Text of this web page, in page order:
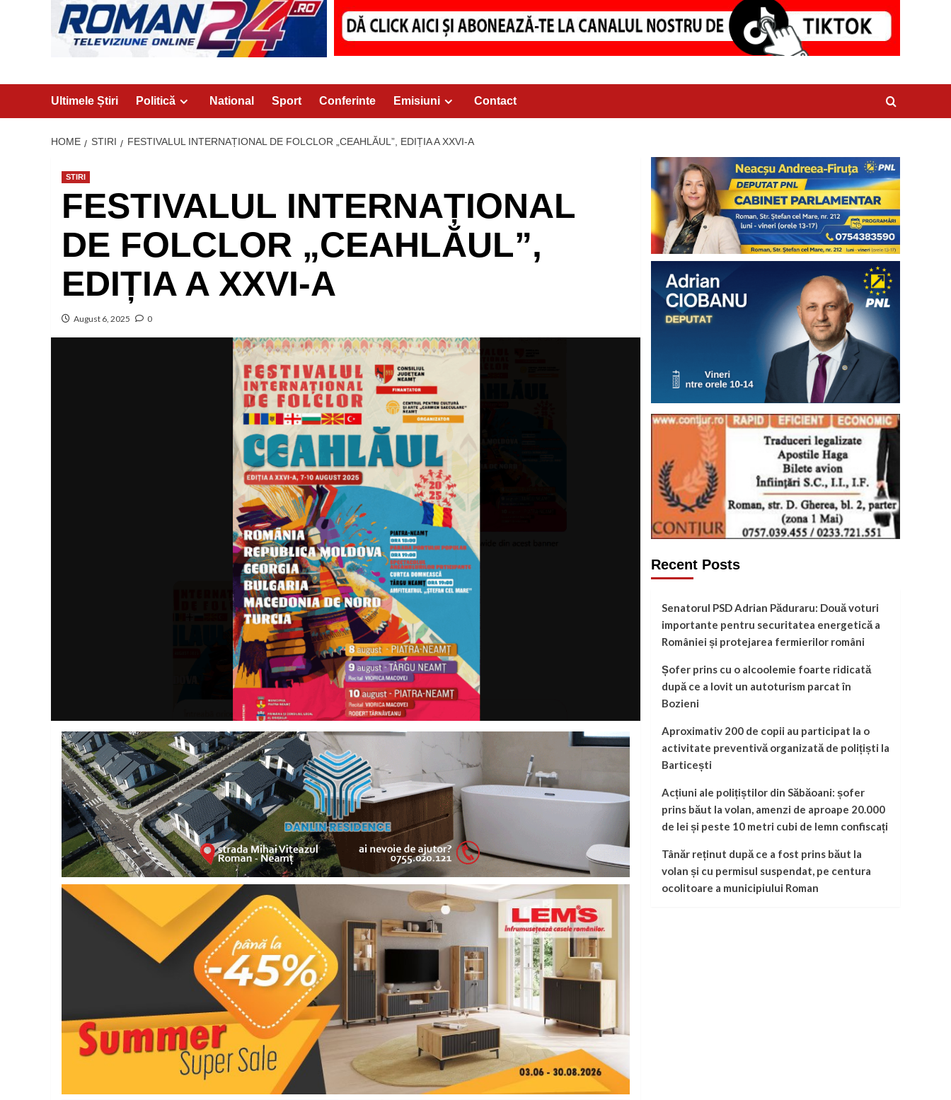
Ultimele Știri Politică National Sport Conferinte Emisiuni Contact
HOME STIRI FESTIVALUL INTERNAȚIONAL DE FOLCLOR „CEAHLĂUL”, EDIȚIA A XXVI-A
STIRI
FESTIVALUL INTERNAȚIONAL
DE FOLCLOR „CEAHLĂUL”,
EDIȚIA A XXVI-A
August 6, 2025 0
Recent Posts
Senatorul PSD Adrian Păduraru: Două voturi
importante pentru securitatea energetică a
României și protejarea fermierilor români
Șofer prins cu o alcoolemie foarte ridicată
după ce a lovit un autoturism parcat în
Bozieni
Aproximativ 200 de copii au participat la o
activitate preventivă organizată de polițiști la
Barticești
Acțiuni ale polițiștilor din Săbăoani: șofer
prins băut la volan, amenzi de aproape 20.000
de lei și peste 10 metri cubi de lemn confiscați
Tânăr reținut după ce a fost prins băut la
volan și cu permisul suspendat, pe centura
ocolitoare a municipiului Roman